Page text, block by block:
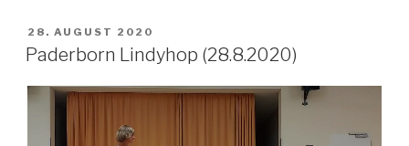
VERÖFFENTLICHT
AM
28. AUGUST 2020
Paderborn Lindyhop (28.8.2020)